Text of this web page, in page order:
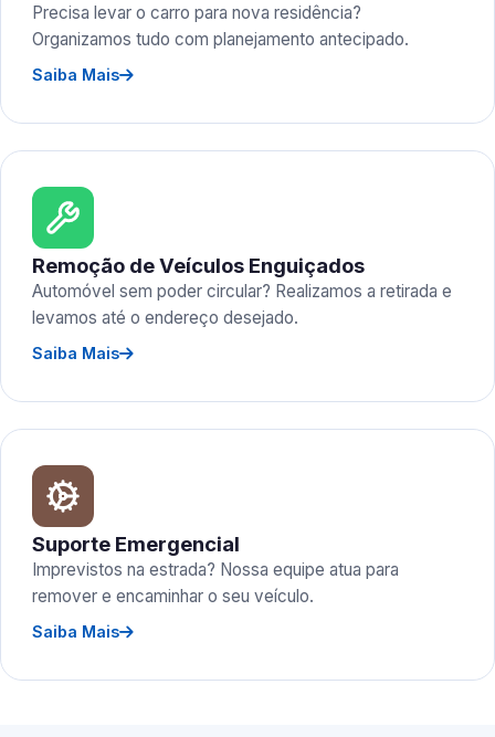
Precisa levar o carro para nova residência?
Organizamos tudo com planejamento antecipado.
Saiba Mais
Remoção de Veículos Enguiçados
Automóvel sem poder circular? Realizamos a retirada e
levamos até o endereço desejado.
Saiba Mais
Suporte Emergencial
Imprevistos na estrada? Nossa equipe atua para
remover e encaminhar o seu veículo.
Saiba Mais